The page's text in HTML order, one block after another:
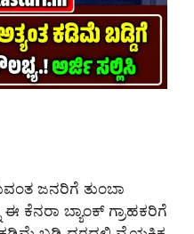
ಜನರಿಗೆ ತುಂಬಾ
ಈ ಕೆನರಾ ಬ್ಯಾಂಕ್ ಗ್ರಾಹಕರಿಗೆ